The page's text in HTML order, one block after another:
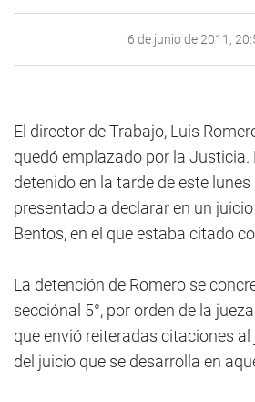
6 de junio de 2011,
El director de Trabajo, Luis
quedó emplazado por la Justicia.
detenido en la tarde de este
presentado a declarar en un
Bentos, en el que estaba citado
La detención de Romero se
secciónal 5°, por orden de la
que envió reiteradas citaciones
del juicio que se desarrolla en